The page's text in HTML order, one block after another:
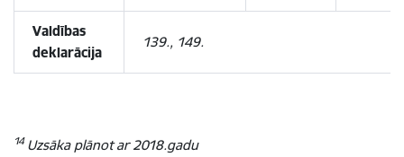
Valdības
deklarācija
139., 149.
14Uzsāka plānot ar 2018.gadu